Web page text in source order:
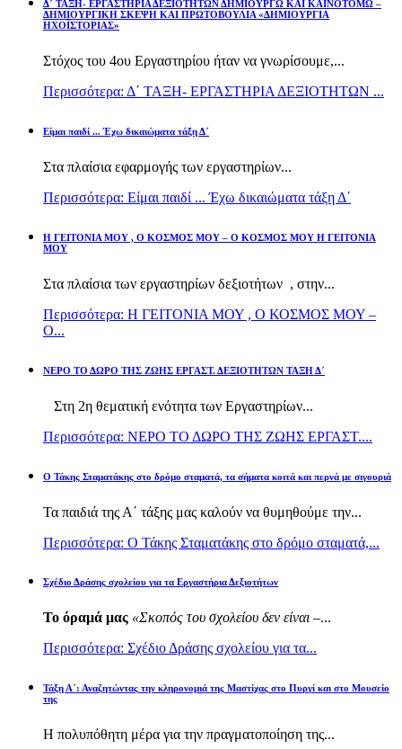
Δ΄ ΤΑΞΗ- ΕΡΓΑΣΤΗΡΙΑ ΔΕΞΙΟΤΗΤΩΝ ΔΗΜΙΟΥΡΓΩ ΚΑΙ ΚΑΙΝΟΤΟΜΩ –
ΔΗΜΙΟΥΡΓΙΚΗ ΣΚΕΨΗ ΚΑΙ ΠΡΩΤΟΒΟΥΛΙΑ «ΔΗΜΙΟΥΡΓΙΑ
ΗΧΟΪΣΤΟΡΙΑΣ»
Στόχος του 4ου Εργαστηρίου ήταν να γνωρίσουμε,...
Περισσότερα: Δ΄ ΤΑΞΗ- ΕΡΓΑΣΤΗΡΙΑ ΔΕΞΙΟΤΗΤΩΝ ...
Είμαι παιδί ... Έχω δικαιώματα τάξη Δ΄
Στα πλαίσια εφαρμογής των εργαστηρίων...
Περισσότερα: Είμαι παιδί ... Έχω δικαιώματα τάξη Δ΄
Η ΓΕΙΤΟΝΙΑ ΜΟΥ , Ο ΚΟΣΜΟΣ ΜΟΥ – Ο ΚΟΣΜΟΣ ΜΟΥ Η ΓΕΙΤΟΝΙΑ
ΜΟΥ
Στα πλαίσια των εργαστηρίων δεξιοτήτων , στην...
Περισσότερα: Η ΓΕΙΤΟΝΙΑ ΜΟΥ , Ο ΚΟΣΜΟΣ ΜΟΥ –
Ο...
ΝΕΡΟ ΤΟ ΔΩΡΟ ΤΗΣ ΖΩΗΣ ΕΡΓΑΣΤ. ΔΕΞΙΟΤΗΤΩΝ ΤΑΞΗ Δ΄
Στη 2η θεματική ενότητα των Εργαστηρίων...
Περισσότερα: ΝΕΡΟ ΤΟ ΔΩΡΟ ΤΗΣ ΖΩΗΣ ΕΡΓΑΣΤ....
Ο Τάκης Σταματάκης στο δρόμο σταματά, τα σήματα κοιτά και περνά με σιγουριά
Τα παιδιά της Α΄ τάξης μας καλούν να θυμηθούμε την...
Περισσότερα: Ο Τάκης Σταματάκης στο δρόμο σταματά,...
Σχέδιο Δράσης σχολείου για τα Εργαστήρια Δεξιοτήτων
Το όραμά μας «Σκοπός του σχολείου δεν είναι –...
Περισσότερα: Σχέδιο Δράσης σχολείου για τα...
Τάξη Α΄: Αναζητώντας την κληρονομιά της Μαστίχας στο Πυργί και στο Μουσείο
της
Η πολυπόθητη μέρα για την πραγματοποίηση της...